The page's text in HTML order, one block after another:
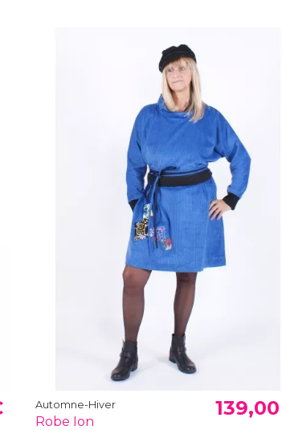
Automne-Hiver
Robe Ion